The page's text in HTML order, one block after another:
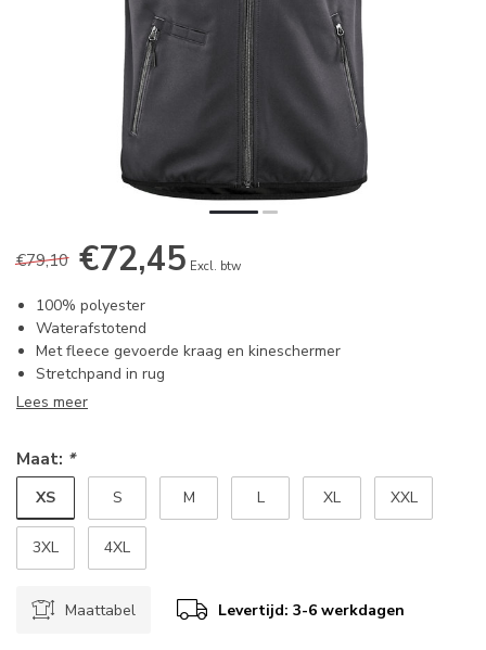
€79,10 €72,45 Excl. btw
100% polyester
Waterafstotend
Met fleece gevoerde kraag en kineschermer
Stretchpand in rug
Lees meer
Maat: *
XS S M L XL XXL
3XL 4XL
Maattabel Levertijd: 3-6 werkdagen